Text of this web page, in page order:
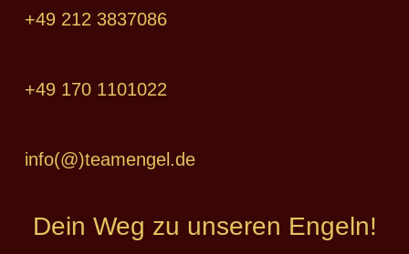
+49 212 3837086
+49 170 1101022
info(@)teamengel.de
Dein Weg zu unseren Engeln!